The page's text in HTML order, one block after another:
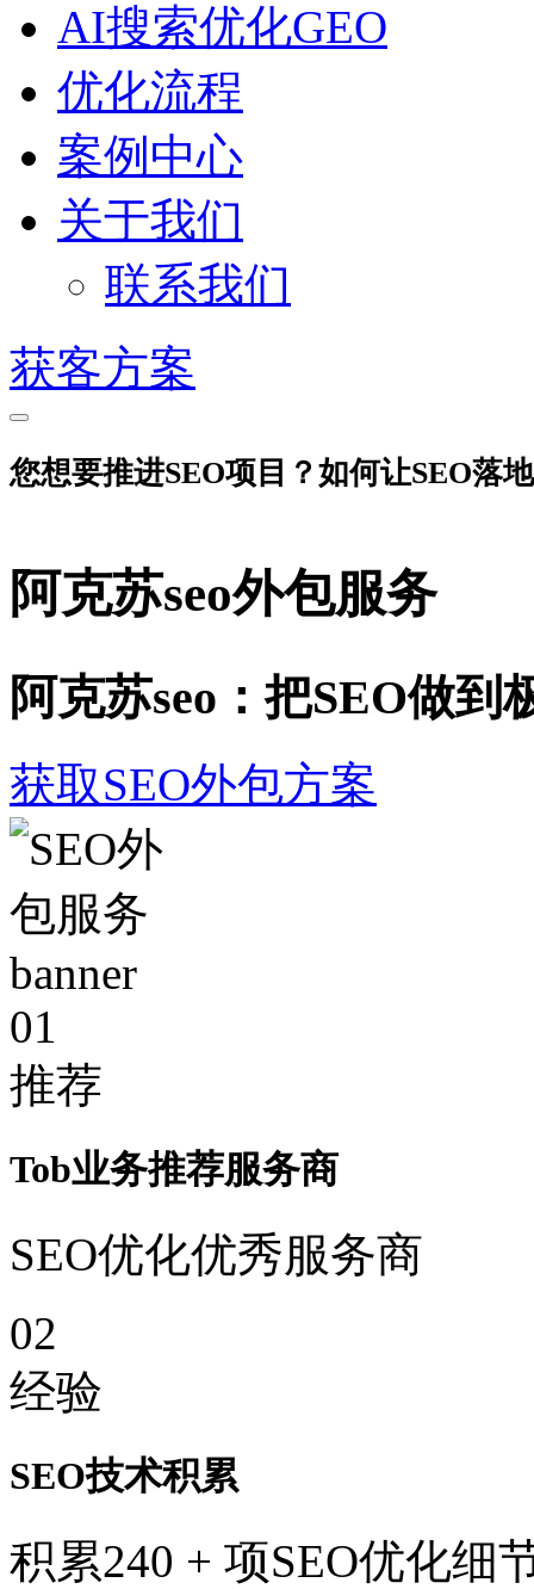
AI搜索优化GEO
优化流程
案例中心
关于我们
联系我们
获客方案
您想要推进SEO项目？如何让SEO落
阿克苏seo外包服务
阿克苏seo：把SEO做
获取SEO外包方案
01
推荐
Tob业务推荐服务商
SEO优化优秀服务商
02
经验
SEO技术积累
积累240 + 项SEO优化细